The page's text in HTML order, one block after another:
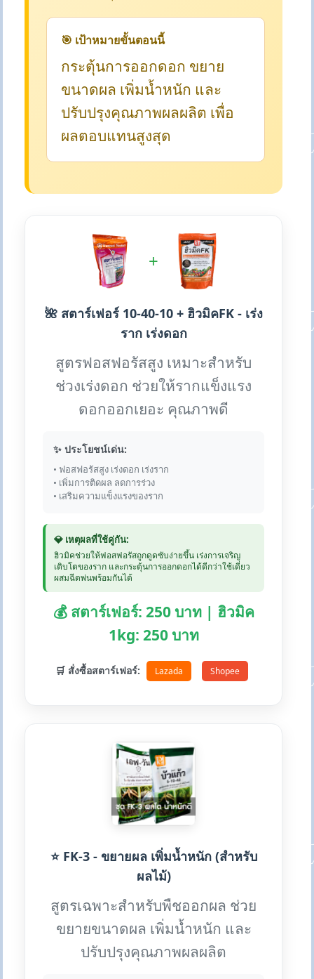
🎯 เป้าหมายขั้นตอนนี้
กระตุ้นการออกดอก ขยาย
ขนาดผล เพิ่มน้ำหนัก และ
ปรับปรุงคุณภาพผลผลิต เพื่อ
ผลตอบแทนสูงสุด
+
🌺 สตาร์เฟอร์ 10-40-10 + ฮิวมิคFK - เร่ง
ราก เร่งดอก
สูตรฟอสฟอรัสสูง เหมาะสำหรับ
ช่วงเร่งดอก ช่วยให้รากแข็งแรง
ดอกออกเยอะ คุณภาพดี
✨ ประโยชน์เด่น:
• ฟอสฟอรัสสูง เร่งดอก เร่งราก
• เพิ่มการติดผล ลดการร่วง
• เสริมความแข็งแรงของราก
💎 เหตุผลที่ใช้คู่กัน:
ฮิวมิคช่วยให้ฟอสฟอรัสถูกดูดซับง่ายขึ้น เร่งการเจริญ
เติบโตของราก และกระตุ้นการออกดอกได้ดีกว่าใช้เดี่ยว
ผสมฉีดพ่นพร้อมกันได้
💰 สตาร์เฟอร์: 250 บาท | ฮิวมิค
1kg: 250 บาท
🛒 สั่งซื้อสตาร์เฟอร์: Lazada Shopee
⭐ FK-3 - ขยายผล เพิ่มน้ำหนัก (สำหรับ
ผลไม้)
สูตรเฉพาะสำหรับพืชออกผล ช่วย
ขยายขนาดผล เพิ่มน้ำหนัก และ
ปรับปรุงคุณภาพผลผลิต